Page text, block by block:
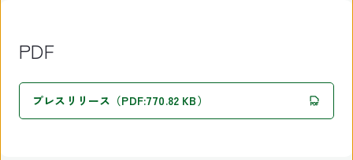
PDF
プレスリリース（PDF:770.82 KB）